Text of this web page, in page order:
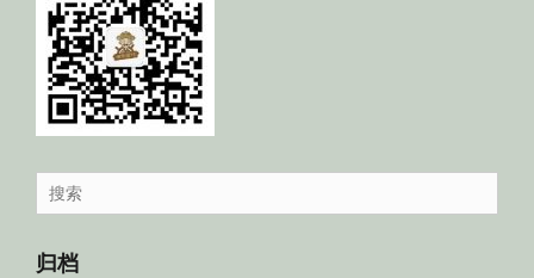
Search
for:
归档